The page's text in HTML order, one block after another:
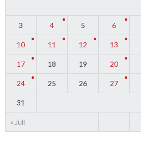
« Juli
3 4 5 6
10 11 12 13
17 18 19 20
24 25 26 27
31